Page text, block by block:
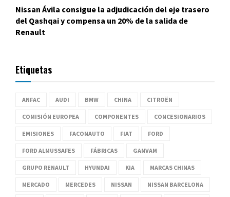
Nissan Ávila consigue la adjudicación del eje trasero
del Qashqai y compensa un 20% de la salida de
Renault
Etiquetas
ANFAC AUDI BMW CHINA CITROËN
COMISIÓN EUROPEA COMPONENTES CONCESIONARIOS
EMISIONES FACONAUTO FIAT FORD
FORD ALMUSSAFES FÁBRICAS GANVAM
GRUPO RENAULT HYUNDAI KIA MARCAS CHINAS
MERCADO MERCEDES NISSAN NISSAN BARCELONA